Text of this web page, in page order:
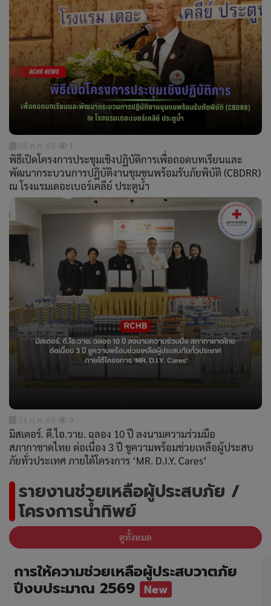
05 ส.ค. 69 1
พิธีเปิดโครงการประชุมเชิงปฏิบัติการเพื่อถอดบทเรียนและ
พัฒนากระบวนการปฏิบัติงานชุมชนพร้อมรับภัยพิบัติ (CBDRR)
ณ โรงแรมเดอะเบอร์เคลีย์ ประตูน้ำ
31 ก.ค. 69 9
มิสเตอร์. ดี.ไอ.วาย. ฉลอง 10 ปี ลงนามความร่วมมือ
สภากาชาดไทย ต่อเนื่อง 3 ปี ชูความพร้อมช่วยเหลือผู้ประสบ
ภัยทั่วประเทศ ภายใต้โครงการ ‘MR. D.I.Y. Cares’
รายงานช่วยเหลือผู้ประสบภัย /
โครงการน้ำทิพย์
ดูทั้งหมด
การให้ความช่วยเหลือผู้ประสบวาตภัย
ปีงบประมาณ 2569 New